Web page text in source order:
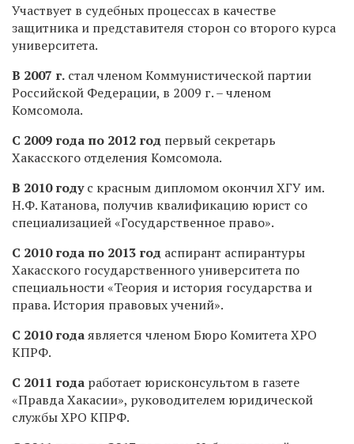
Участвует в судебных процессах в качестве
защитника и представителя сторон со второго курса
университета.
В 2007 г. стал членом Коммунистической партии
Российской Федерации, в 2009 г. – членом
Комсомола.
C 2009 года по 2012 год первый секретарь
Хакасского отделения Комсомола.
В 2010 годус красным дипломом окончил ХГУ им.
Н.Ф. Катанова, получив квалификацию юрист со
специализацией «Государственное право».
C 2010 года по 2013 год аспирант аспирантуры
Хакасского государственного университета по
специальности «Теория и история государства и
права. История правовых учений».
С 2010 годаявляется членом Бюро Комитета ХРО
КПРФ.
С 2011 года работает юрисконсультом в газете
«Правда Хакасии», руководителем юридической
службы ХРО КПРФ.